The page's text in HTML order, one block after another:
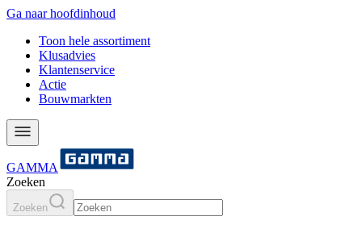
Ga naar hoofdinhoud
Toon hele assortiment
Klusadvies
Klantenservice
Actie
Bouwmarkten
GAMMA
Zoeken
Zoeken